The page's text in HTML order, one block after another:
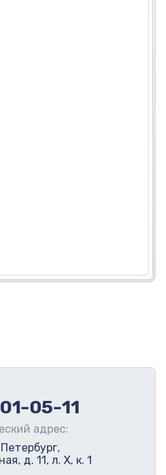
05-11
адрес:
д. 11, л. Х, к. 1